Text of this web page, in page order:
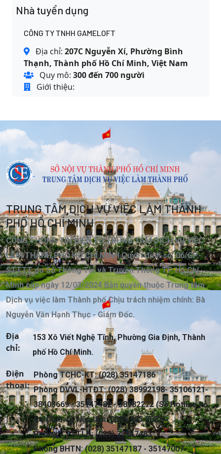
Nhà tuyển dụng
CÔNG TY TNHH GAMELOFT
Địa chỉ: 207C Nguyễn Xí, Phường Bình
Thạnh, Thành phố Hồ Chí Minh, Việt Nam
Quy mô: 300 đến 700 người
Giới thiệu:
TRUNG TÂM DỊCH VỤ VIỆC LÀM THÀNH
PHỐ HỒ CHÍ MINH
CỔNG THÔNG TIN ĐIỆN TỬ TRUNG TÂM DỊCH VỤ VIỆC
LÀM THÀNH PHỐ HỒ CHÍ MINH Quyết định số: 06/GP-
STTTT do Sở Thông Tin và Truyền Thông TP. Hồ Chí
Minh cấp ngày 12/03/2024 Bản quyền thuộc Trung tâm
Dịch vụ việc làm Thành phố Chịu trách nhiệm chính: Bà
Nguyễn Văn Hạnh Thục - Giám Đốc.
Địa
chỉ:
153 Xô Viết Nghệ Tĩnh, Phường Gia Định, Thành
phố Hồ Chí Minh.
Điện
thoại:
Phòng TCHC-KT: (028) 35147186
Phòng DVVL-HTĐT: (028) 38992198- 35106121-
38403669 - 35147482 - 38982272 (Số Hotline hỗ
trợ Dịch vụ việc làm: 0339 163 968)
Phòng TTTTLĐ: (028) 35147483
Phòng BHTN: (028) 35147187 - 35147007